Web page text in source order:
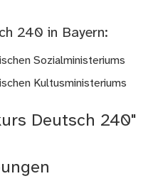
240 in Bayern:
Sozialministeriums
Kultusministeriums
Deutsch 240"